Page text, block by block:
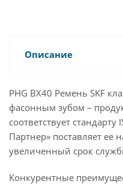
Описание
PHG BX40 Ремень SKF
фасонным зубом –
соответствует
Партнер» поставляет ее
увеличенный срок
Конкурентные